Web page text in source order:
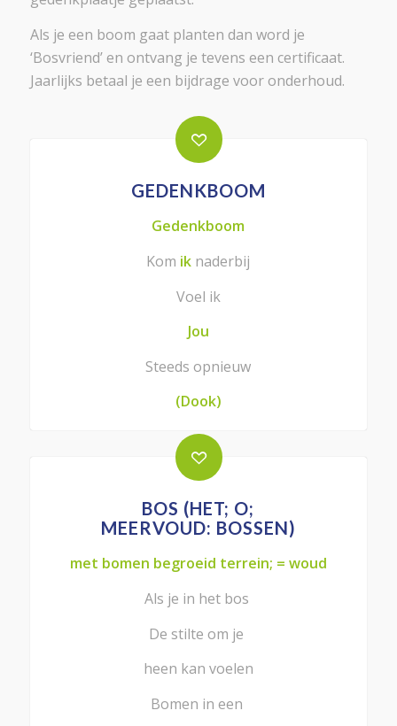
Als je een boom gaat planten dan word je
‘Bosvriend’ en ontvang je tevens een certificaat.
Jaarlijks betaal je een bijdrage voor onderhoud.
GEDENKBOOM
Gedenkboom
Kom ik naderbij
Voel ik
Jou
Steeds opnieuw
(Dook)
BOS (HET; O;
MEERVOUD: BOSSEN)
met bomen begroeid terrein; = woud
Als je in het bos
De stilte om je
heen kan voelen
Bomen in een